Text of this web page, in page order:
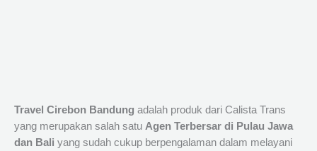
Travel Cirebon Bandung adalah produk dari Calista Trans
yang merupakan salah satu Agen Terbersar di Pulau Jawa
dan Bali yang sudah cukup berpengalaman dalam melayani